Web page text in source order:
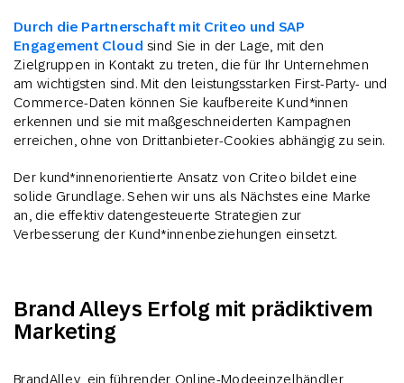
Durch die Partnerschaft mit Criteo und SAP
Engagement Cloud sind Sie in der Lage, mit den
Zielgruppen in Kontakt zu treten, die für Ihr Unternehmen
am wichtigsten sind. Mit den leistungsstarken First-Party- und
Commerce-Daten können Sie kaufbereite Kund*innen
erkennen und sie mit maßgeschneiderten Kampagnen
erreichen, ohne von Drittanbieter-Cookies abhängig zu sein.
Der kund*innenorientierte Ansatz von Criteo bildet eine
solide Grundlage. Sehen wir uns als Nächstes eine Marke
an, die effektiv datengesteuerte Strategien zur
Verbesserung der Kund*innenbeziehungen einsetzt.
Brand Alleys Erfolg mit prädiktivem
Marketing
BrandAlley, ein führender Online-Modeeinzelhändler,